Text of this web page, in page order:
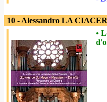
10 - Alessandro LA
•